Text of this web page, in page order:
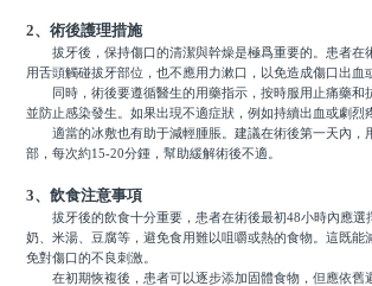
2、術後護理措施
拔牙後，保持傷口的清潔與幹燥是極爲重要的。患者在
用舌頭觸碰拔牙部位，也不應用力漱口，以免造成傷口出血
同時，術後要遵循醫生的用藥指示，按時服用止痛藥和
並防止感染發生。如果出現不適症狀，例如持續出血或劇烈
適當的冰敷也有助于減輕腫脹。建議在術後第一天內，
部，每次約15-20分鍾，幫助緩解術後不適。
3、飲食注意事項
拔牙後的飲食十分重要，患者在術後最初48小時內應選
奶、米湯、豆腐等，避免食用難以咀嚼或熱的食物。這既能
免對傷口的不良刺激。
在初期恢複後，患者可以逐步添加固體食物，但應依舊